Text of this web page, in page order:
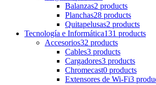
Balanzas2 products
Planchas28 products
Quitapelusas2 products
Tecnología e Informática131 products
Accesorios32 products
Cables3 products
Cargadores3 products
Chromecast0 products
Extensores de Wi-Fi3